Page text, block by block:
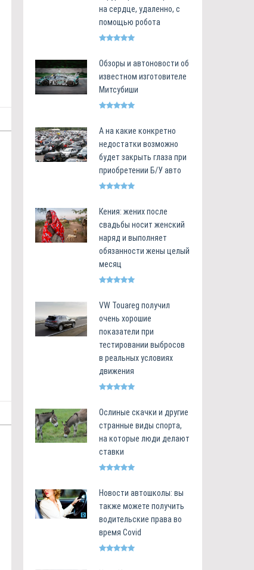
на сердце, удаленно, с
помощью робота
Обзоры и автоновости об
известном изготовителе
Митсубиши
А на какие конкретно
недостатки возможно
будет закрыть глаза при
приобретении Б/У авто
Кения: жених после
свадьбы носит женский
наряд и выполняет
обязанности жены целый
месяц
VW Touareg получил
очень хорошие
показатели при
тестировании выбросов
в реальных условиях
движения
Ослиные скачки и другие
странные виды спорта,
на которые люди делают
ставки
Новости автошколы: вы
также можете получить
водительские права во
время Covid